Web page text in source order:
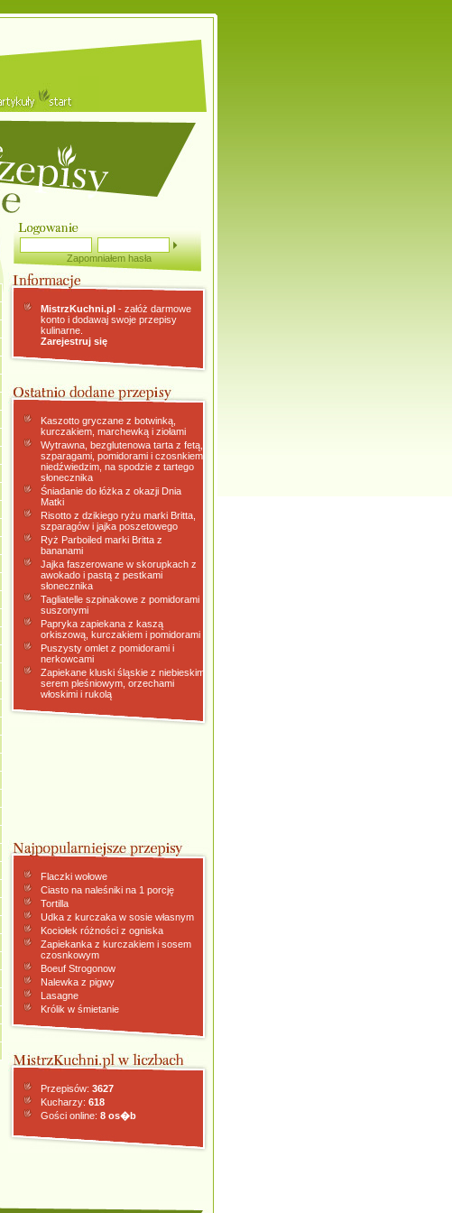
Zapomniałem hasła
MistrzKuchni.pl- załóż darmowe
konto i dodawaj swoje przepisy
kulinarne.
Zarejestruj się
Kaszotto gryczane z botwinką,
kurczakiem, marchewką i ziołami
Wytrawna, bezglutenowa tarta z fetą,
szparagami, pomidorami i czosnkiem
niedźwiedzim, na spodzie z tartego
słonecznika
Śniadanie do łóżka z okazji Dnia
Matki
Risotto z dzikiego ryżu marki Britta,
szparagów i jajka poszetowego
Ryż Parboiled marki Britta z
bananami
Jajka faszerowane w skorupkach z
awokado i pastą z pestkami
słonecznika
Tagliatelle szpinakowe z pomidorami
suszonymi
Papryka zapiekana z kaszą
orkiszową, kurczakiem i pomidorami
Puszysty omlet z pomidorami i
nerkowcami
Zapiekane kluski śląskie z niebieskim
serem pleśniowym, orzechami
włoskimi i rukolą
Flaczki wołowe
Ciasto na naleśniki na 1 porcję
Tortilla
Udka z kurczaka w sosie własnym
Kociołek różności z ogniska
Zapiekanka z kurczakiem i sosem
czosnkowym
Boeuf Strogonow
Nalewka z pigwy
Lasagne
Królik w śmietanie
Przepisów: 3627
Kucharzy: 618
Gości online: 8 os�b